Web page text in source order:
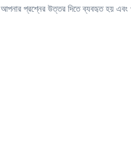
প্রশ্নের উত্তর দিতে ব্যবহৃত হয়